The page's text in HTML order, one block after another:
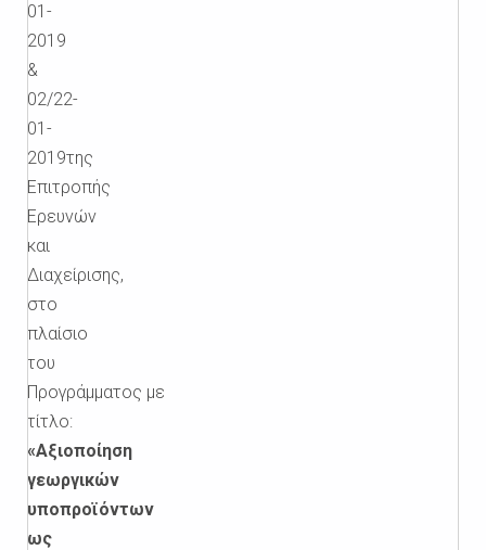
01-
2019
&
02/22-
01-
2019της
Επιτροπής
Ερευνών
και
Διαχείρισης,
στο
πλαίσιο
του
Προγράμματος με
τίτλο:
«Αξιοποίηση
γεωργικών
υποπροϊόντων
ως